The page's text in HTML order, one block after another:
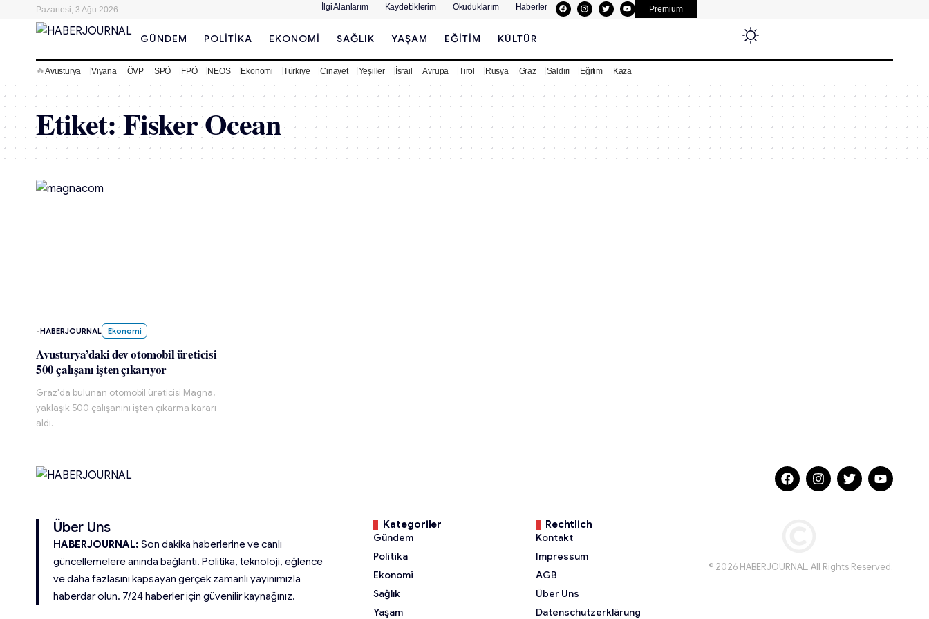
Pazartesi, 3 Ağu 2026 İlgi Alanlarım Kaydettiklerim Okuduklarım Haberler Premium
GÜNDEM POLITIKA EKONOMI SAĞLIK YAŞAM EĞITIM KÜLTÜR
🔥Avusturya Viyana ÖVP SPÖ FPÖ NEOS Ekonomi Türkiye Cinayet Yeşiller İsrail Avrupa Tirol Rusya Graz Saldırı Eğitim Kaza
Etiket:Fisker Ocean
-HABERJOURNAL Ekonomi
Avusturya’daki dev otomobil üreticisi
500 çalışanı işten çıkarıyor
Graz'da bulunan otomobil üreticisi Magna,
yaklaşık 500 çalışanını işten çıkarma kararı
aldı.
Über Uns
HABERJOURNAL: Son dakika haberlerine ve canlı
güncellemelere anında bağlantı. Politika, teknoloji, eğlence
ve daha fazlasını kapsayan gerçek zamanlı yayınımızla
haberdar olun. 7/24 haberler için güvenilir kaynağınız.
Kategoriler
Gündem
Politika
Ekonomi
Sağlık
Yaşam
Rechtlich
Kontakt
Impressum
AGB
Über Uns
Datenschutzerklärung
© 2026 HABERJOURNAL. All Rights Reserved.